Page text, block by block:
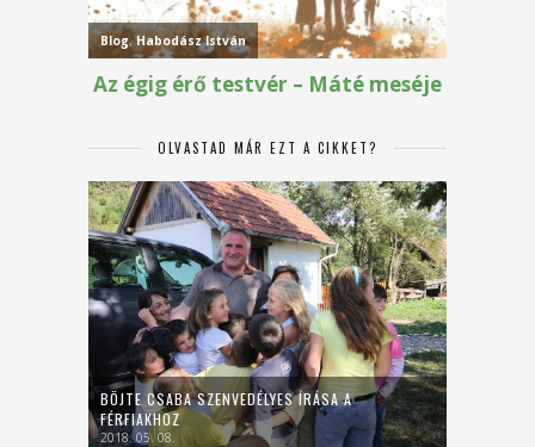
OLVASTAD MÁR EZT A CIKKET?
BÖJTE CSABA SZENVEDÉLYES ÍRÁSA A
FÉRFIAKHOZ
2018. 05. 08.